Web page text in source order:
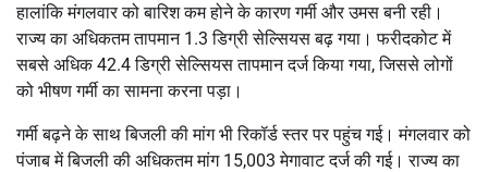
हालांकि मंगलवार को बारिश कम होने के कारण गर्मी और उमस बनी रही।
राज्य का अधिकतम तापमान 1.3 डिग्री सेल्सियस बढ़ गया। फरीदकोट में
सबसे अधिक 42.4 डिग्री सेल्सियस तापमान दर्ज किया गया, जिससे लोगों
को भीषण गर्मी का सामना करना पड़ा।
गर्मी बढ़ने के साथ बिजली की मांग भी रिकॉर्ड स्तर पर पहुंच गई। मंगलवार को
पंजाब में बिजली की अधिकतम मांग 15,003 मेगावाट दर्ज की गई। राज्य का